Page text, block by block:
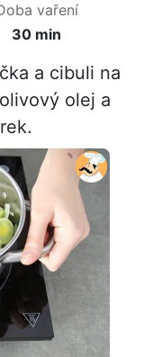
vaření
30 min
a cibuli na
olej a